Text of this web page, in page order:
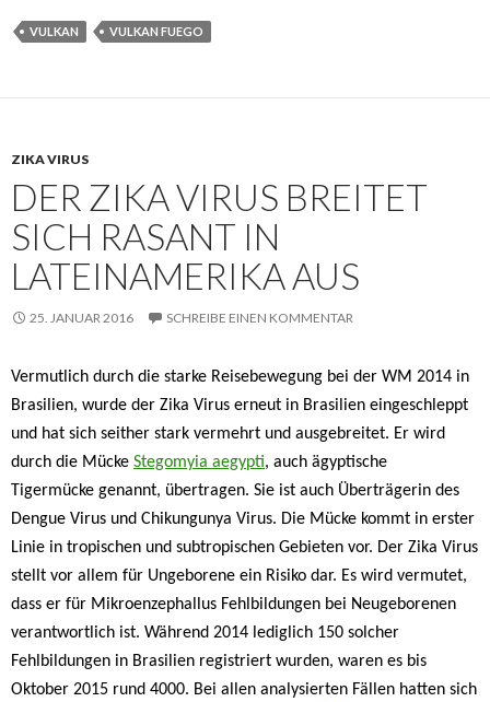
b
o
t
e
VULKAN VULKAN FUEGO
ZIKA VIRUS
DER ZIKA VIRUS BREITET
SICH RASANT IN
LATEINAMERIKA AUS
25. JANUAR 2016 SCHREIBE EINEN KOMMENTAR
Vermutlich durch die starke Reisebewegung bei der WM 2014 in
Brasilien, wurde der Zika Virus erneut in Brasilien eingeschleppt
und hat sich seither stark vermehrt und ausgebreitet. Er wird
durch die Mücke Stegomyia aegypti, auch ägyptische
Tigermücke genannt, übertragen. Sie ist auch Überträgerin des
Dengue Virus und Chikungunya Virus. Die Mücke kommt in erster
Linie in tropischen und subtropischen Gebieten vor. Der Zika Virus
stellt vor allem für Ungeborene ein Risiko dar. Es wird vermutet,
dass er für Mikroenzephallus Fehlbildungen bei Neugeborenen
verantwortlich ist. Während 2014 lediglich 150 solcher
Fehlbildungen in Brasilien registriert wurden, waren es bis
Oktober 2015 rund 4000. Bei allen analysierten Fällen hatten sich